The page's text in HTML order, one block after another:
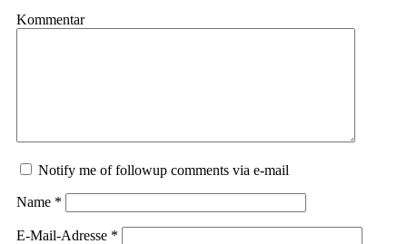
Kommentar
Notify me of followup comments via e-mail
Name *
E-Mail-Adresse *